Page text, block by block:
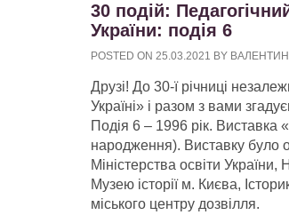
30 подій:
України: подія 6
POSTED ON 25.03.2021 BY
Друзі! До 30-ї річниці
Україні» і разом з вами
Подія 6 – 1996 рік.
народження). Виставку було
Міністерства освіти
Музею історії м. Києва,
міського центру дозвілля.